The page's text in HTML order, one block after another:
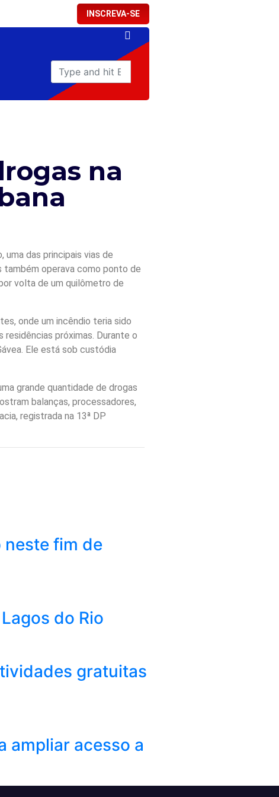
INSCREVA-SE
na
uma das principais vias de
também operava como ponto de
volta de um quilômetro de
onde um incêndio teria sido
próximas. Durante o
Ele está sob custódia
grande quantidade de drogas
balanças, processadores,
registrada na 13ª DP
neste fim de
do Rio
gratuitas
ampliar acesso a